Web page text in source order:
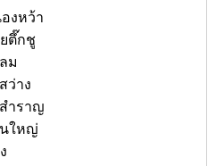
งหว้า
ตึ๊กชู
ม
ว่าง
ำราญ
ใหญ่